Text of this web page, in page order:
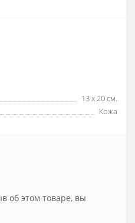
13 х 20 см.
Кожа
об этом товаре, вы